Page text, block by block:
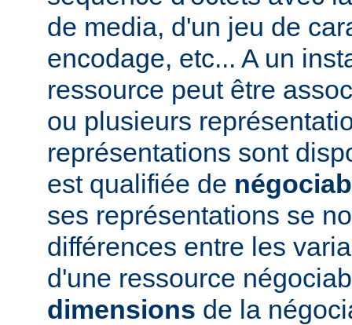
de media, d'un jeu de
encodage, etc... A un
ressource peut être
ou plusieurs
représentations sont
est qualifiée de
ses représentations se
différences entre les
d'une ressource
dimensions de la